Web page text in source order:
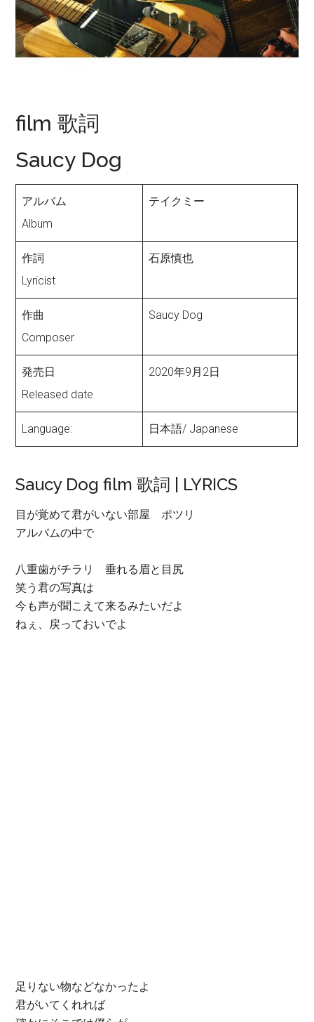
film 歌詞
Saucy Dog
アルバム
Album
テイクミー
作詞
Lyricist
石原慎也
作曲
Composer
Saucy Dog
発売日
Released date
2020年9月2日
Language: 日本語/ Japanese
Saucy Dog film 歌詞 | LYRICS
目が覚めて君がいない部屋 ポツリ
アルバムの中で
八重歯がチラリ 垂れる眉と目尻
笑う君の写真は
今も声が聞こえて来るみたいだよ
ねぇ、戻っておいでよ
足りない物などなかったよ
君がいてくれれば